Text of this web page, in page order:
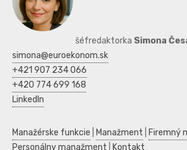
šéfredaktorka Simona
simona@euroekonom.sk
+421 907 234 066
+420 774 699 168
LinkedIn
Manažérske funkcie Manažment Firemný
Personálny manažment
Kontakt